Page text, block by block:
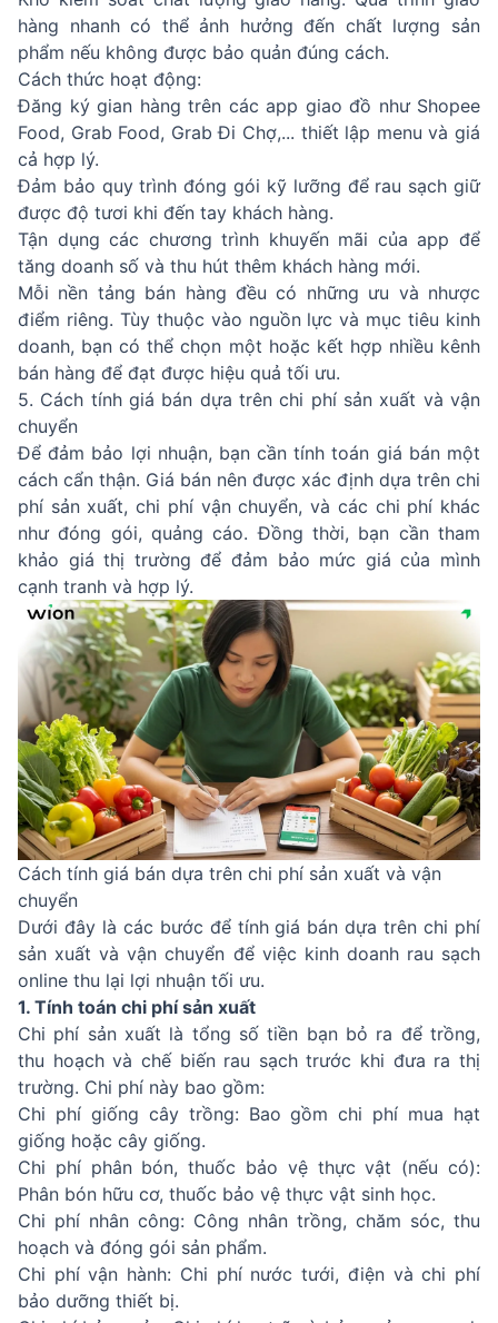
hàng nhanh có thể ảnh hưởng đến chất lượng sản
phẩm nếu không được bảo quản đúng cách.
Cách thức hoạt động:
Đăng ký gian hàng trên các app giao đồ như Shopee
Food, Grab Food, Grab Đi Chợ,... thiết lập menu và giá
cả hợp lý.
Đảm bảo quy trình đóng gói kỹ lưỡng để rau sạch giữ
được độ tươi khi đến tay khách hàng.
Tận dụng các chương trình khuyến mãi của app để
tăng doanh số và thu hút thêm khách hàng mới.
Mỗi nền tảng bán hàng đều có những ưu và nhược
điểm riêng. Tùy thuộc vào nguồn lực và mục tiêu kinh
doanh, bạn có thể chọn một hoặc kết hợp nhiều kênh
bán hàng để đạt được hiệu quả tối ưu.
5. Cách tính giá bán dựa trên chi phí sản xuất và vận
chuyển
Để đảm bảo lợi nhuận, bạn cần tính toán giá bán một
cách cẩn thận. Giá bán nên được xác định dựa trên chi
phí sản xuất, chi phí vận chuyển, và các chi phí khác
như đóng gói, quảng cáo. Đồng thời, bạn cần tham
khảo giá thị trường để đảm bảo mức giá của mình
cạnh tranh và hợp lý.
Cách tính giá bán dựa trên chi phí sản xuất và vận
chuyển
Dưới đây là các bước để tính giá bán dựa trên chi phí
sản xuất và vận chuyển để việc kinh doanh rau sạch
online thu lại lợi nhuận tối ưu.
1. Tính toán chi phí sản xuất
Chi phí sản xuất là tổng số tiền bạn bỏ ra để trồng,
thu hoạch và chế biến rau sạch trước khi đưa ra thị
trường. Chi phí này bao gồm:
Chi phí giống cây trồng: Bao gồm chi phí mua hạt
giống hoặc cây giống.
Chi phí phân bón, thuốc bảo vệ thực vật (nếu có):
Phân bón hữu cơ, thuốc bảo vệ thực vật sinh học.
Chi phí nhân công: Công nhân trồng, chăm sóc, thu
hoạch và đóng gói sản phẩm.
Chi phí vận hành: Chi phí nước tưới, điện và chi phí
bảo dưỡng thiết bị.